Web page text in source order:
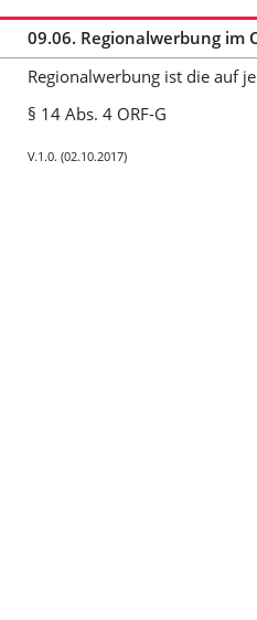
09.06. Regionalwerbung im
Regionalwerbung ist die auf
§ 14 Abs. 4 ORF-G
V.1.0. (02.10.2017)